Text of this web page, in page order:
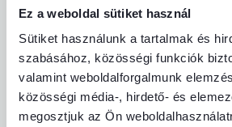
Ez a weboldal sütiket használ
Sütiket használunk a tartalmak és
szabásához, közösségi funkciók
valamint weboldalforgalmunk
közösségi média-, hirdető- és
megosztjuk az Ön
Termékértékelések
5,0
1ellenőrzött
termékértékelés
Termékminőség
Megfelel az elvárásoknak
A termék csomagolása